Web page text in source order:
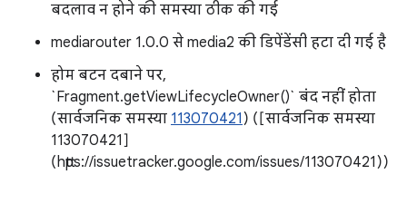
बदलाव न होने की समस्या ठीक की गई
mediarouter 1.0.0 से media2 की डिपेंडेंसी हटा दी गई है
होम बटन दबाने पर,
`Fragment.getViewLifecycleOwner()` बंद नहीं होता
(सार्वजनिक समस्या 113070421 ) ([सार्वजनिक समस्या
113070421]
(https://issuetracker.google.com/issues/113070421))